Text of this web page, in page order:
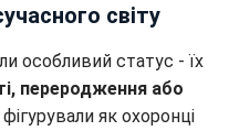
світу
особливий статус - їх
переродження або
як охоронці